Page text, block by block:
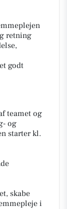
retning
godt
teamet og
og
starter kl.
skabe
i